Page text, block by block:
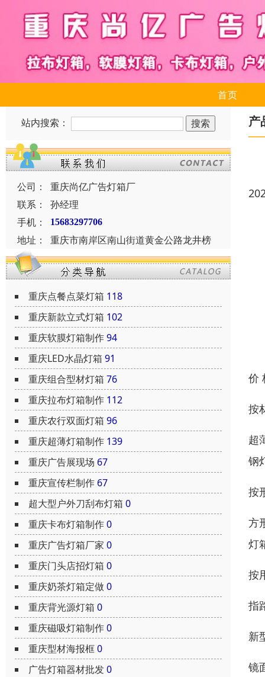
首页
站内搜索：
公司：
重庆尚亿广告灯箱厂
联系：
孙经理
手机：
15683297706
地址： 重庆市南岸区南山街道黄金公路龙井榜
重庆点餐点菜灯箱 118
重庆新款立式灯箱 102
重庆软膜灯箱制作94
重庆LED水晶灯箱 91
重庆组合型材灯箱 76
重庆拉布灯箱制作 112
重庆农行双面灯箱 96
重庆超薄灯箱制作 139
重庆广告展现场 67
重庆宣传栏制作 67
超大型户外刀刮布灯箱 0
重庆卡布灯箱制作0
重庆广告灯箱厂家 0
重庆门头店招灯箱 0
重庆奶茶灯箱定做0
重庆背光源灯箱 0
重庆磁吸灯箱制作0
重庆型材海报框0
广告灯箱器材批发0
产
价
按
超
钢
按
方
灯
按
指
新
镜